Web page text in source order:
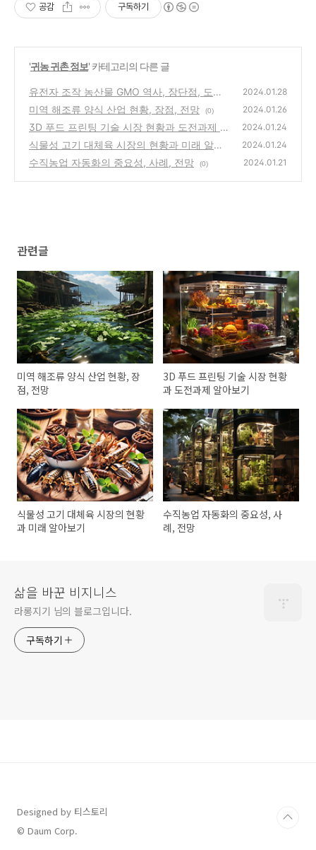
공감 구독하기
'귀농 귀촌 정보' 카테고리의 다른 글
유전자 조작 농산물 GMO 역사, 장단점, 도전
과제와 전망 알아보기
(0)
2024.01.28
미역 해조류 양식 산업 현황, 장점, 전망 (0) 2024.01.26
3D 푸드 프린팅 기술 시장 현황과 도전과제 알
아보기
(1)
2024.01.24
식물성 고기 대체육 시장의 현황과 미래 알아
보기
(0)
2024.01.24
수직농업 자동화의 중요성, 사례, 전망 (0) 2024.01.21
관련글
미역 해조류 양식 산업 현황, 장
점, 전망
3D 푸드 프린팅 기술 시장 현황
과 도전과제 알아보기
식물성 고기 대체육 시장의 현황
과 미래 알아보기
수직농업 자동화의 중요성, 사
례, 전망
삶을 바꾼 비지니스
라롱지기 님의 블로그입니다.
구독하기
Designed by 티스토리
© Daum Corp.